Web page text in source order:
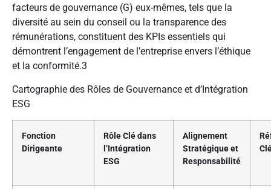
facteurs de gouvernance (G) eux-mêmes, tels que la
diversité au sein du conseil ou la transparence des
rémunérations, constituent des KPIs essentiels qui
démontrent l’engagement de l’entreprise envers l’éthique
et la conformité.3
Cartographie des Rôles de Gouvernance et d’Intégration
ESG
Fonction
Dirigeante
Rôle Clé dans
l’Intégration
ESG
Alignement
Stratégique et
Responsabilité